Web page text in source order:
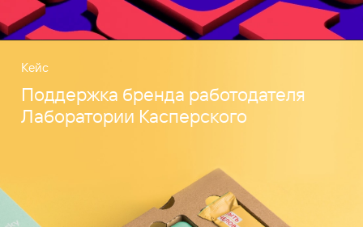
Кейс
Поддержка бренда работодателя
Лаборатории Касперского